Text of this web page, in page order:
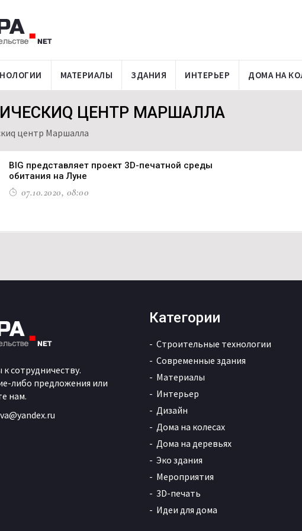
МАТЕРИАЛЫ ЗДАНИЯ ИНТЕРЬЕР ДОМА НА
ЦЕНТР МАРШАЛЛА
центр Маршалла
BIG представляет проект 3D-печатной среды
обитания на Луне
07.10.2020, 08:00
сотрудничеству.
либо предложения или
нам.
Категории
Строительные технологии
Современные здания
Материалы
Интерьер
Дизайн
Дома на колесах
Дома на деревьях
Эко здания
Мероприятия
3D-печать
Идеи для дома